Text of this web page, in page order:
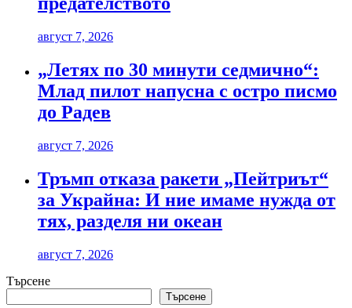
август 7, 2026
„Летях по 30 минути седмично“:
Млад пилот напусна с остро писмо
до Радев
август 7, 2026
Тръмп отказа ракети „Пейтриът“
за Украйна: И ние имаме нужда от
тях, разделя ни океан
август 7, 2026
Търсене
Търсене